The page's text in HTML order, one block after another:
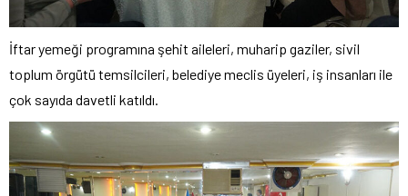
İftar yemeği programına şehit aileleri, muharip gaziler, sivil
toplum örgütü temsilcileri, belediye meclis üyeleri, iş insanları ile
çok sayıda davetli katıldı.